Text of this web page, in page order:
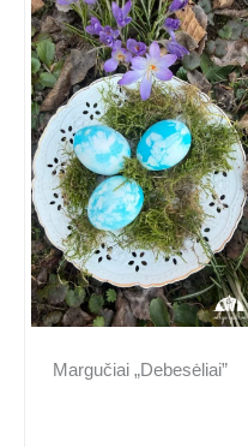
Margučiai „Debesėliai”